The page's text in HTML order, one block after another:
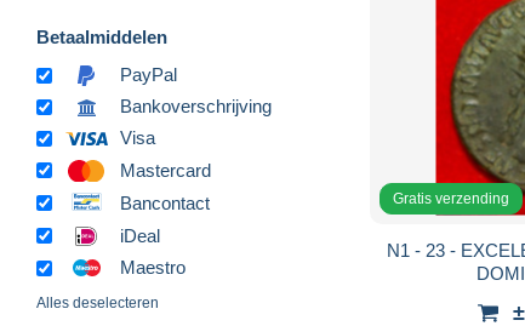
Betaalmiddelen
PayPal
Bankoverschrijving
Visa
Mastercard
Bancontact
iDeal
Maestro
Alles deselecteren
Gratis verzending
N1 - 23 - EXCELENTE - DUPONDIO - DE -